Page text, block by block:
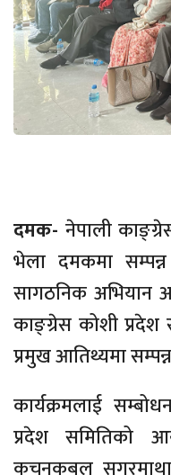
दमक- नेपाली
भेला दमकमा
सागठनिक अभियान
काङ्ग्रेस कोशी प्रदेश
प्रमुख आतिथ्यमा
कार्यक्रमलाई
प्रदेश समितिको